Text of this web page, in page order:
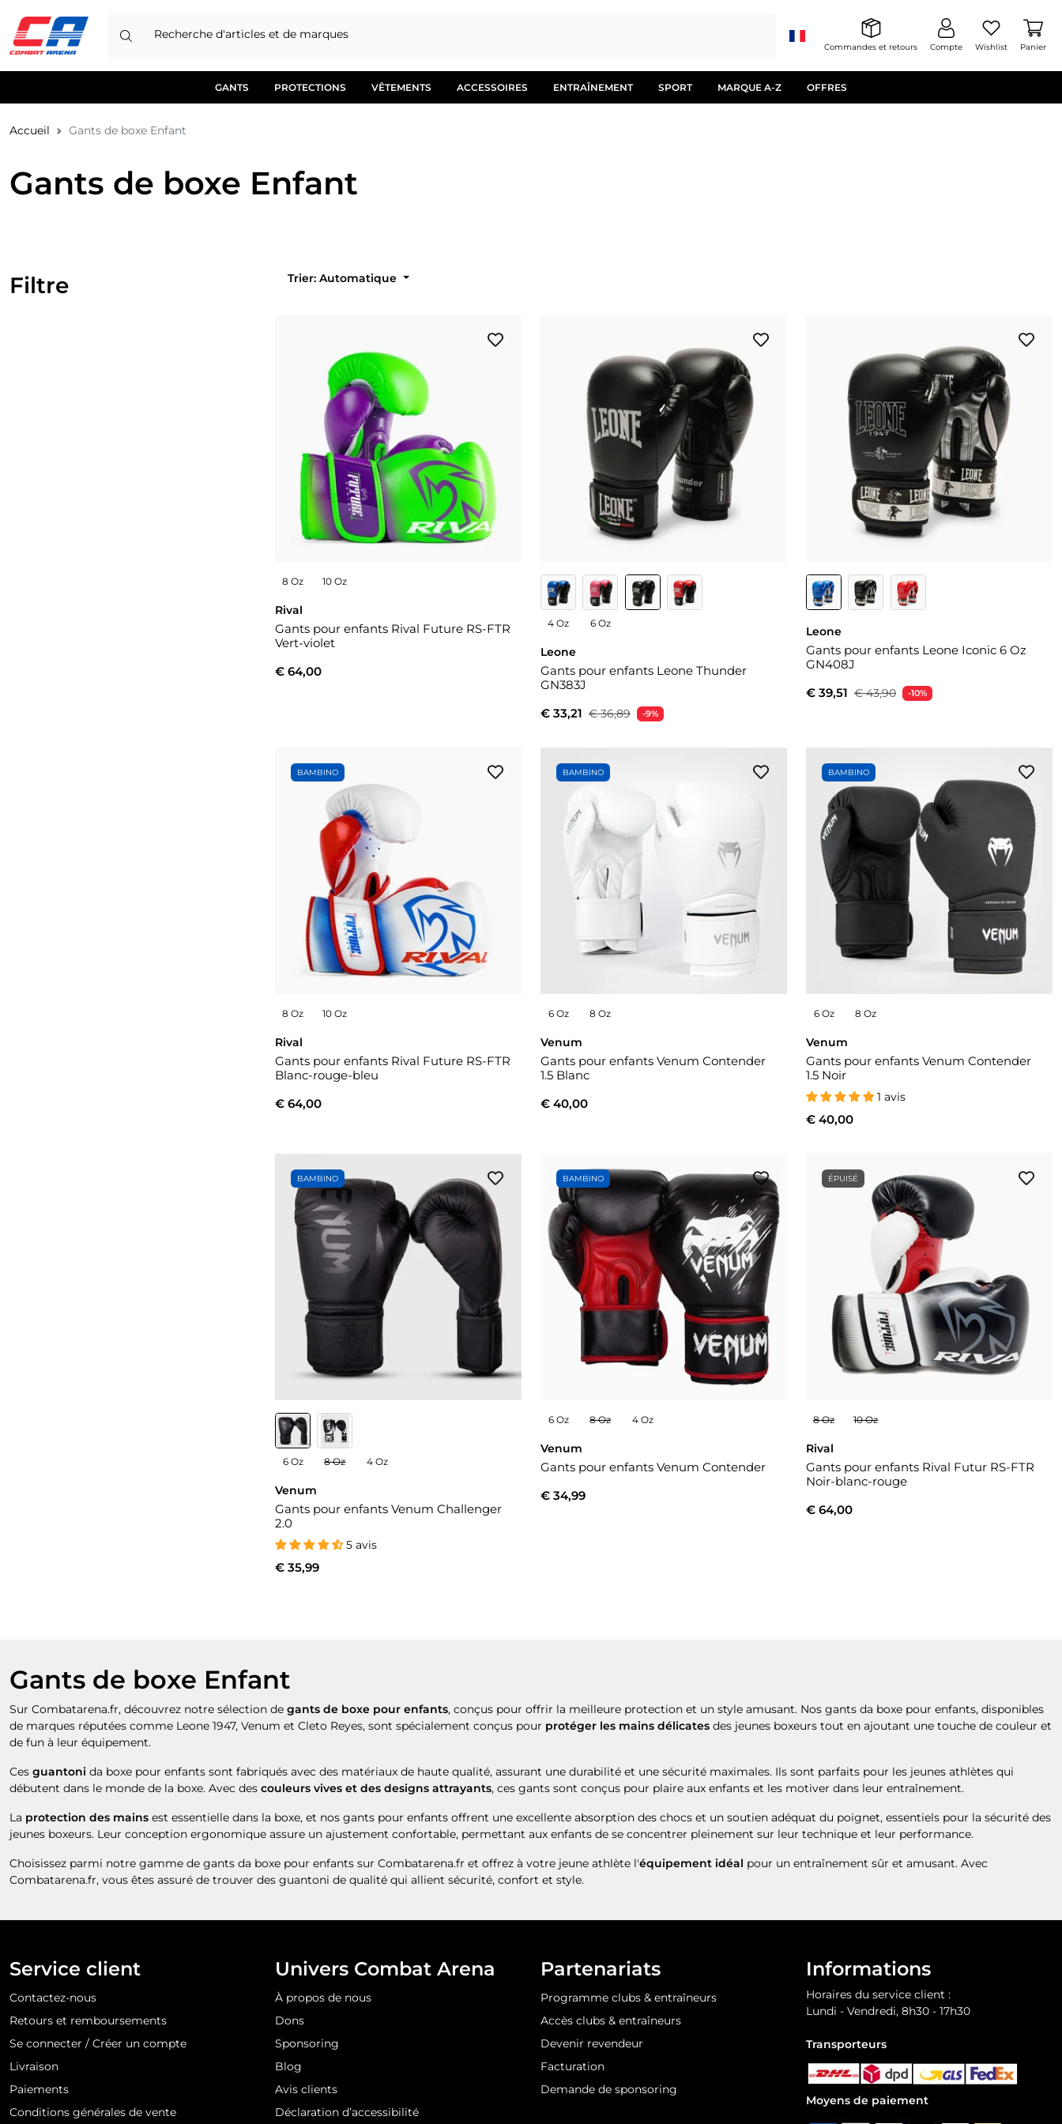
Recherche d'articles et de marques
Commandes et retours Compte Wishlist Panier
GANTS PROTECTIONS VÊTEMENTS ACCESSOIRES ENTRAÎNEMENT SPORT MARQUE A-Z OFFRES
Accueil Gants de boxe Enfant
Gants de boxe Enfant
Filtre Trier: Automatique
8 Oz 10 Oz
Rival
Gants pour enfants Rival Future RS-FTR
Vert-violet
€ 64,00
4 Oz 6 Oz
Leone
Gants pour enfants Leone Thunder
GN383J
€ 33,21 € 36,89 -9%
Leone
Gants pour enfants Leone Iconic 6 Oz
GN408J
€ 39,51 € 43,90 -10%
BAMBINO
8 Oz 10 Oz
Rival
Gants pour enfants Rival Future RS-FTR
Blanc-rouge-bleu
€ 64,00
BAMBINO
6 Oz 8 Oz
Venum
Gants pour enfants Venum Contender
1.5 Blanc
€ 40,00
BAMBINO
6 Oz 8 Oz
Venum
Gants pour enfants Venum Contender
1.5 Noir
1 avis
€ 40,00
BAMBINO
6 Oz 8 Oz 4 Oz
Venum
Gants pour enfants Venum Challenger
2.0
5 avis
€ 35,99
BAMBINO
6 Oz 8 Oz 4 Oz
Venum
Gants pour enfants Venum Contender
€ 34,99
ÉPUISÉ
8 Oz 10 Oz
Rival
Gants pour enfants Rival Futur RS-FTR
Noir-blanc-rouge
€ 64,00
Gants de boxe Enfant
Sur Combatarena.fr, découvrez notre sélection de gants de boxe pour enfants, conçus pour offrir la meilleure protection et un style amusant. Nos gants da boxe pour enfants, disponibles
de marques réputées comme Leone 1947, Venum et Cleto Reyes, sont spécialement conçus pour protéger les mains délicates des jeunes boxeurs tout en ajoutant une touche de couleur et
de fun à leur équipement.
Ces guantoni da boxe pour enfants sont fabriqués avec des matériaux de haute qualité, assurant une durabilité et une sécurité maximales. Ils sont parfaits pour les jeunes athlètes qui
débutent dans le monde de la boxe. Avec des couleurs vives et des designs attrayants, ces gants sont conçus pour plaire aux enfants et les motiver dans leur entraînement.
La protection des mains est essentielle dans la boxe, et nos gants pour enfants offrent une excellente absorption des chocs et un soutien adéquat du poignet, essentiels pour la sécurité des
jeunes boxeurs. Leur conception ergonomique assure un ajustement confortable, permettant aux enfants de se concentrer pleinement sur leur technique et leur performance.
Choisissez parmi notre gamme de gants da boxe pour enfants sur Combatarena.fr et offrez à votre jeune athlète l'équipement idéal pour un entraînement sûr et amusant. Avec
Combatarena.fr, vous êtes assuré de trouver des guantoni de qualité qui allient sécurité, confort et style.
Service client
Contactez-nous
Retours et remboursements
Se connecter / Créer un compte
Livraison
Paiements
Conditions générales de vente
Univers Combat Arena
À propos de nous
Dons
Sponsoring
Blog
Avis clients
Déclaration d’accessibilité
Partenariats
Programme clubs & entraîneurs
Accès clubs & entraîneurs
Devenir revendeur
Facturation
Demande de sponsoring
Informations
Horaires du service client :
Lundi - Vendredi, 8h30 - 17h30
Transporteurs
Moyens de paiement